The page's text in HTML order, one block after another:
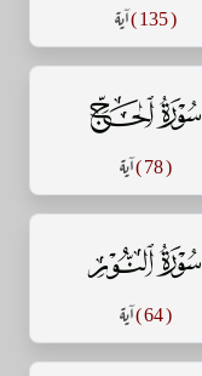
( 135 ) آية
سورة الحج
( 78 ) آية
سورة النور
( 64 ) آية